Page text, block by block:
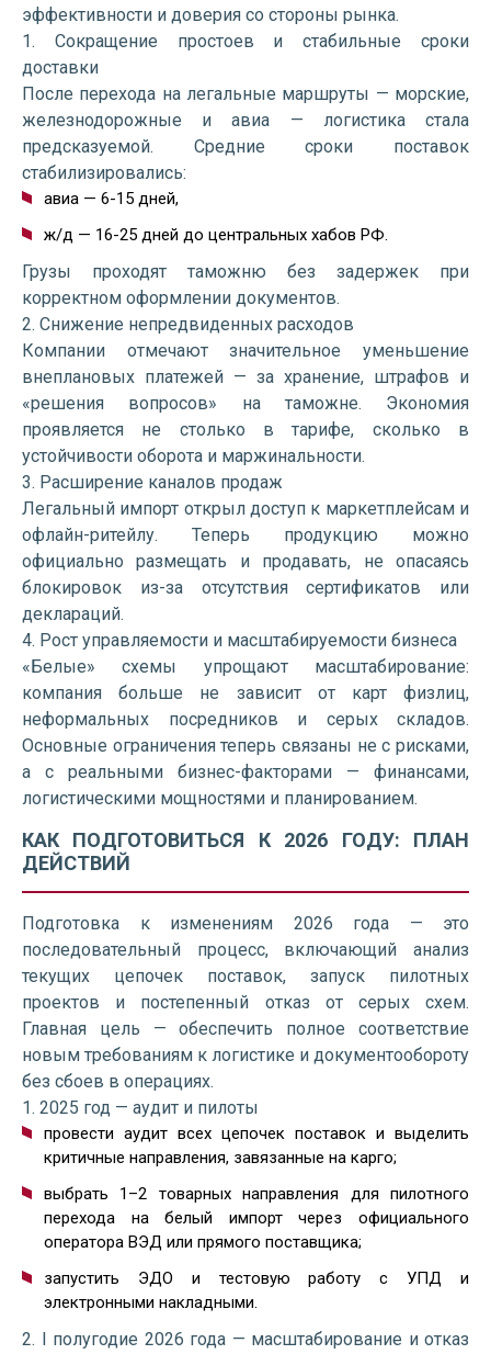
эффективности и доверия со стороны рынка.
1. Сокращение простоев и стабильные сроки
доставки
После перехода на легальные маршруты — морские,
железнодорожные и авиа — логистика стала
предсказуемой. Средние сроки поставок
стабилизировались:
авиа — 6-15 дней,
ж/д — 16-25 дней до центральных хабов РФ.
Грузы проходят таможню без задержек при
корректном оформлении документов.
2. Снижение непредвиденных расходов
Компании отмечают значительное уменьшение
внеплановых платежей — за хранение, штрафов и
«решения вопросов» на таможне. Экономия
проявляется не столько в тарифе, сколько в
устойчивости оборота и маржинальности.
3. Расширение каналов продаж
Легальный импорт открыл доступ к маркетплейсам и
офлайн-ритейлу. Теперь продукцию можно
официально размещать и продавать, не опасаясь
блокировок из-за отсутствия сертификатов или
деклараций.
4. Рост управляемости и масштабируемости бизнеса
«Белые» схемы упрощают масштабирование:
компания больше не зависит от карт физлиц,
неформальных посредников и серых складов.
Основные ограничения теперь связаны не с рисками,
а с реальными бизнес-факторами — финансами,
логистическими мощностями и планированием.
КАК ПОДГОТОВИТЬСЯ К 2026 ГОДУ: ПЛАН
ДЕЙСТВИЙ
Подготовка к изменениям 2026 года — это
последовательный процесс, включающий анализ
текущих цепочек поставок, запуск пилотных
проектов и постепенный отказ от серых схем.
Главная цель — обеспечить полное соответствие
новым требованиям к логистике и документообороту
без сбоев в операциях.
1. 2025 год — аудит и пилоты
провести аудит всех цепочек поставок и выделить
критичные направления, завязанные на карго;
выбрать 1–2 товарных направления для пилотного
перехода на белый импорт через официального
оператора ВЭД или прямого поставщика;
запустить ЭДО и тестовую работу с УПД и
электронными накладными.
2. I полугодие 2026 года — масштабирование и отказ